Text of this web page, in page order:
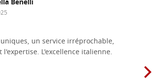
Benelli
un service irréprochable,
l'expertise. L'excellence italienne.